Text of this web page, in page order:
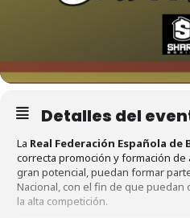
Detalles del
La Real Federación Española de
correcta promoción y formación
gran potencial, puedan formar
Nacional, con el fin de que
la alta competición.